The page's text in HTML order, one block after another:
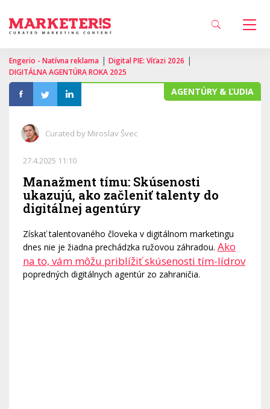
Engerio - Natívna reklama | Digital PIE: Víťazi 2026 |
DIGITÁLNA AGENTÚRA ROKA 2025
AGENTÚRY & ĽUDIA
Curated by Miroslav Švec
27.4.2025 11:10
Manažment tímu: Skúsenosti
ukazujú, ako začleniť talenty do
digitálnej agentúry
Získať talentovaného človeka v digitálnom marketingu
dnes nie je žiadna prechádzka ružovou záhradou. Ako
na to, vám môžu priblížiť skúsenosti tím-lídrov
popredných digitálnych agentúr zo zahraničia.